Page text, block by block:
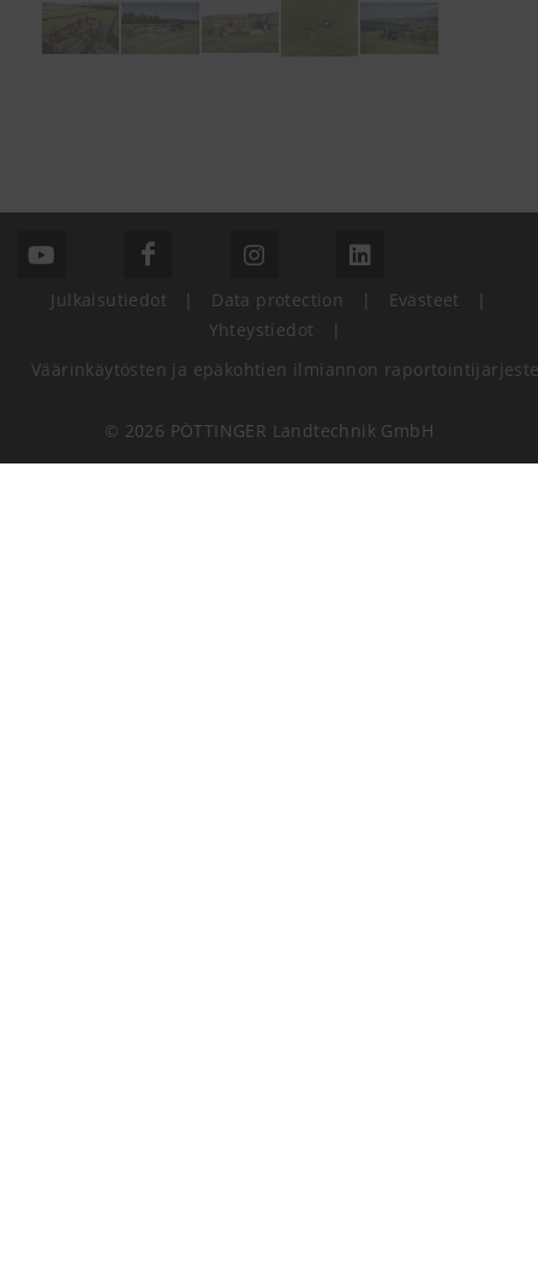
Julkaisutiedot | Data protection | Evästeet
|
Yhteystiedot
|
Väärinkäytösten ja epäkohtien ilmiannon
© 2026 PÖTTINGER Landtechnik GmbH